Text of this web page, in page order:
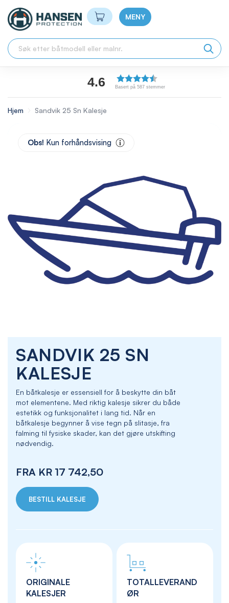
Min handlekurv
MENY
4.6 Basert på 587 stemmer
Hjem Sandvik 25 Sn Kalesje
SANDVIK 25 SN
KALESJE
En båtkalesje er essensiell for å beskytte din båt
mot elementene. Med riktig kalesje sikrer du både
estetikk og funksjonalitet i lang tid. Når en
båtkalesje begynner å vise tegn på slitasje, fra
falming til fysiske skader, kan det gjøre utskifting
nødvendig.
FRA KR 17 742,50
BESTILL KALESJE
ORIGINALE
KALESJER
TOTALLEVERAND
ØR
Obs! Kun forhåndsvising
the
beginning
the
images
gallery